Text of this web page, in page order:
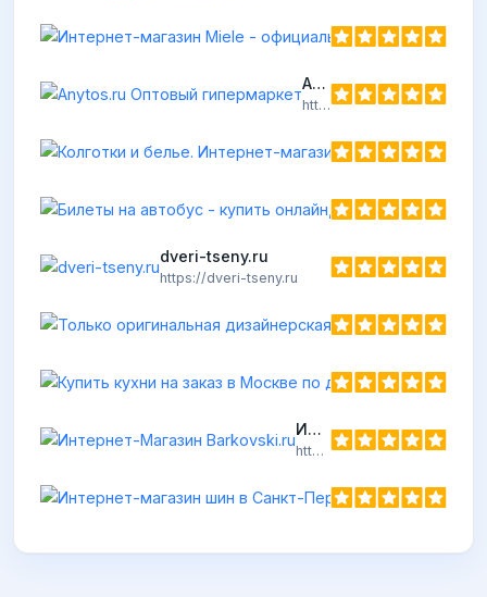
Anytos.ru Оптовый гипермаркет
https://anytos.ru
https://
dveri-tseny.ru
https://dveri-tseny.ru
Интернет-Магазин Barkovski.ru
https://barkovski.ru
https://